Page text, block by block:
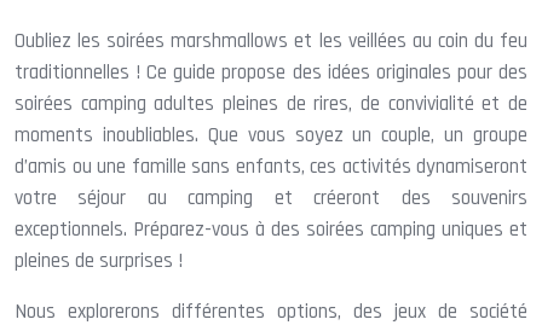
Oubliez les soirées marshmallows et les veillées au coin du feu
traditionnelles ! Ce guide propose des idées originales pour des
soirées camping adultes pleines de rires, de convivialité et de
moments inoubliables. Que vous soyez un couple, un groupe
d’amis ou une famille sans enfants, ces activités dynamiseront
votre séjour au camping et créeront des souvenirs
exceptionnels. Préparez-vous à des soirées camping uniques et
pleines de surprises !
Nous explorerons différentes options, des jeux de société